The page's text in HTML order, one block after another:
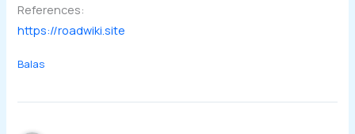
References:
https://roadwiki.site
Balas